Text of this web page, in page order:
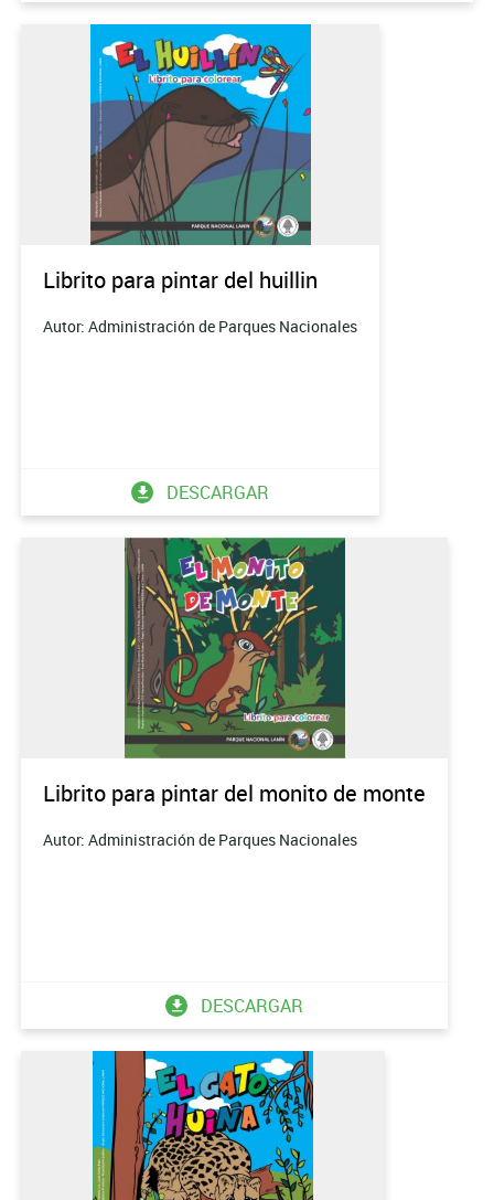
Librito para pintar del huillin
Autor: Administración de Parques Nacionales
DESCARGAR
Librito para pintar del monito de monte
Autor: Administración de Parques Nacionales
DESCARGAR